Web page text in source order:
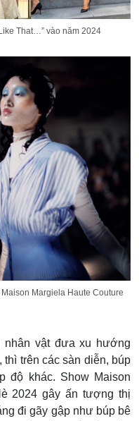
That…” vào năm 2024
Margiela Haute Couture
nhân vật đưa xu hướng
trên các sàn diễn, búp
độ khác. Show Maison
2024 gây ấn tượng thị
đi gãy gập như búp bê